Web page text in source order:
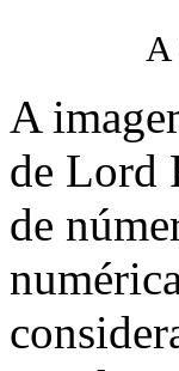
A
A
de Lord
de